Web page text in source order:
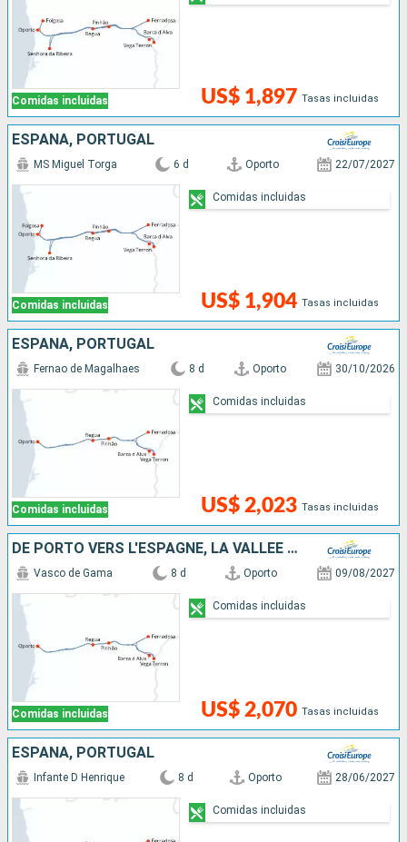
Comidas incluidas US$ 1,897 Tasas incluidas
ESPAÑA, PORTUGAL
Comidas incluidas
MS Miguel Torga 6 d Oporto 22/07/2027
US$ 1,904 Tasas incluidas
Comidas incluidas
ESPAÑA, PORTUGAL
Comidas incluidas
Fernao de Magalhaes 8 d Oporto 30/10/2026
US$ 2,023 Tasas incluidas
Comidas incluidas
DE PORTO VERS L'ESPAGNE, LA VALLÉE DU DOURO (PORTUGAL) ET SALAMANQUE (ESPAGNE)
Comidas incluidas
Vasco de Gama 8 d Oporto 09/08/2027
US$ 2,070 Tasas incluidas
Comidas incluidas
ESPAÑA, PORTUGAL
Infante D Henrique 8 d Oporto 28/06/2027
Comidas incluidas